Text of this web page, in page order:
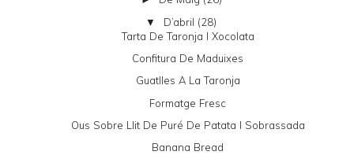
▼ D’abril (28)
Tarta De Taronja I Xocolata
Confitura De Maduixes
Guatlles A La Taronja
Formatge Fresc
Ous Sobre Llit De Puré De Patata I Sobrassada
Banana Bread